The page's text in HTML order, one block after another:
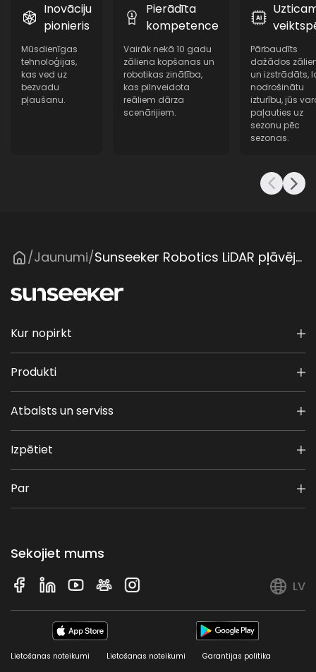
Inovāciju
pionieris
Mūsdienīgas
tehnoloģijas,
kas ved uz
bezvadu
pļaušanu.
Pierādīta
kompetence
Vairāk nekā 10 gadu
zāliena kopšanas un
robotikas zinātība,
kas pilnveidota
reāliem dārza
scenārijiem.
Pārbaudīts
dažādos
un izstrādāts,
nodrošinātu
izturību, jūs
paļauties uz
sezonu pēc
sezonas.
/Jaunumi/ Sunseeker Robotics LiDAR pļāvējs S4 nosaukts par CES inovāciju balvu 2026 goda saņēmēju®
Kur nopirkt
Produkti
Atbalsts un serviss
Izpētiet
Par
Sekojiet mums
LV
Lietošanas noteikumi Lietošanas noteikumi Garantijas politika